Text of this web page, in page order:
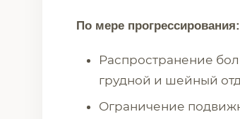
По мере прогрессирования:
Распространение
грудной и шейный
Ограничение